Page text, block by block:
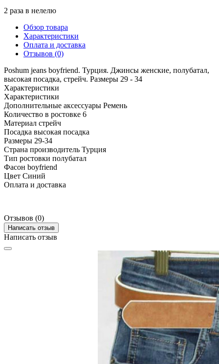
2 раза в нелелю
Обзор товара
Характеристики
Оплата и доставка
Отзывов (0)
Poshum jeans boyfriend. Турция. Джинсы женские, полубатал,
высокая посадка, стрейч. Размеры 29 - 34
Характеристики
Характеристики
Дополнительные аксессуары Ремень
Количество в ростовке 6
Материал стрейч
Посадка высокая посадка
Размеры 29-34
Страна производитель Турция
Тип ростовки полубатал
Фасон boyfriend
Цвет Синий
Оплата и доставка
Отзывов (0)
Написать отзыв
Написать отзыв